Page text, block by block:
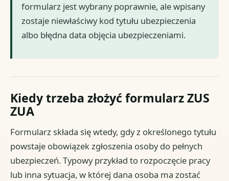
formularz jest wybrany poprawnie, ale wpisany
zostaje niewłaściwy kod tytułu ubezpieczenia
albo błędna data objęcia ubezpieczeniami.
Kiedy trzeba złożyć formularz ZUS
ZUA
Formularz składa się wtedy, gdy z określonego tytułu
powstaje obowiązek zgłoszenia osoby do pełnych
ubezpieczeń. Typowy przykład to rozpoczęcie pracy
lub inna sytuacja, w której dana osoba ma zostać